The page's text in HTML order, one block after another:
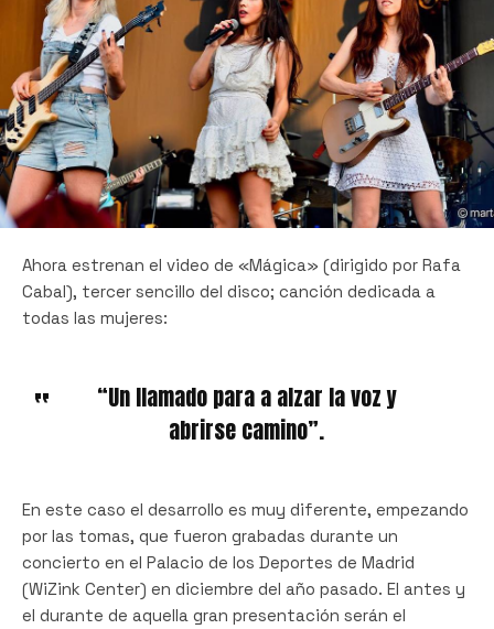
Ahora estrenan el video de «Mágica» (dirigido por Rafa
Cabal), tercer sencillo del disco; canción dedicada a
todas las mujeres:
“Un llamado para a alzar la voz y
abrirse camino”.
En este caso el desarrollo es muy diferente, empezando
por las tomas, que fueron grabadas durante un
concierto en el Palacio de los Deportes de Madrid
(WiZink Center) en diciembre del año pasado. El antes y
el durante de aquella gran presentación serán el